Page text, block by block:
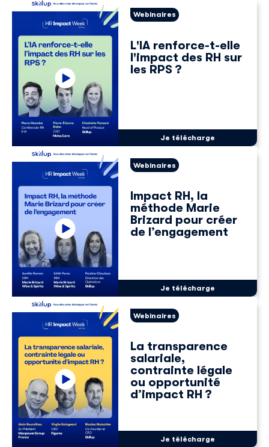
Webinaires
L'IA renforce-t-elle
l'impact des RH sur
les RPS ?
Je télécharge
Webinaires
Impact RH, la
méthode Marie
Brizard pour créer
de l’engagement
Je télécharge
Webinaires
La transparence
salariale,
contrainte légale
ou opportunité
d’impact RH ?
Je télécharge